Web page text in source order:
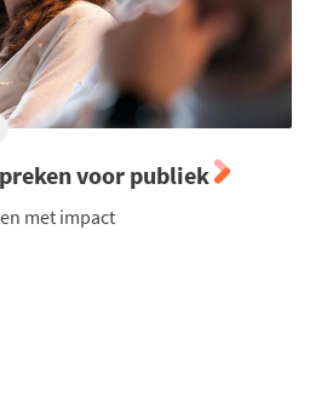
voor publiek
met impact